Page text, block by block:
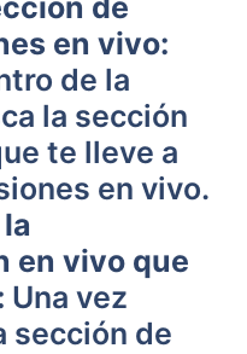
de
en vivo:
de la
la sección
te lleve a
en vivo.
en vivo que
Una vez
sección de